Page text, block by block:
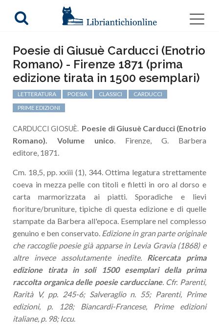
Poesie di Giusuè Carducci (Enotrio
Romano) - Firenze 1871 (prima
edizione tirata in 1500 esemplari)
LETTERATURA POESIA CLASSICI
CARDUCCI
PRIME EDIZIONI
CARDUCCI GIOSUÈ. Poesie di Giusuè Carducci (Enotrio
Romano). Volume unico. Firenze, G. Barbera
editore, 1871.
Cm. 18,5, pp. xxiii (1), 344. Ottima legatura strettamente
coeva in mezza pelle con titoli e filetti in oro al dorso e
carta marmorizzata ai piatti. Sporadiche e lievi
fioriture/bruniture, tipiche di questa edizione e di quelle
stampate da Barbera all'epoca. Esemplare nel complesso
genuino e ben conservato. Edizione in gran parte originale
che raccoglie poesie già apparse in Levia Gravia (1868) e
altre invece assolutamente inedite. Ricercata prima
edizione
tirata in soli 1500 esemplari della prima
raccolta organica delle poesie carducciane. Cfr. Parenti,
Rarità V, pp. 245-6; Salveraglio n. 55; Parenti, Prime
edizioni, p. 128; Biancardi-Francese, Prime edizioni
italiane, p. 98; Iccu.